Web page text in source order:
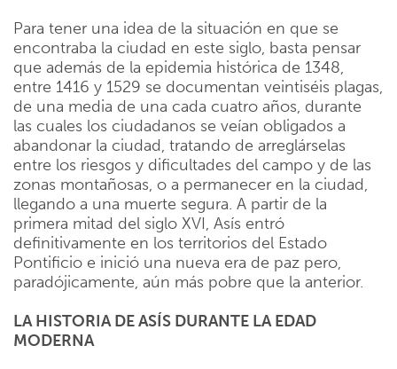
Para tener una idea de la situación en que se
encontraba la ciudad en este siglo, basta pensar
que además de la epidemia histórica de 1348,
entre 1416 y 1529 se documentan veintiséis plagas,
de una media de una cada cuatro años, durante
las cuales los ciudadanos se veían obligados a
abandonar la ciudad, tratando de arreglárselas
entre los riesgos y dificultades del campo y de las
zonas montañosas, o a permanecer en la ciudad,
llegando a una muerte segura. A partir de la
primera mitad del siglo XVI, Asís entró
definitivamente en los territorios del Estado
Pontificio e inició una nueva era de paz pero,
paradójicamente, aún más pobre que la anterior.
LA HISTORIA DE ASÍS DURANTE LA EDAD
MODERNA